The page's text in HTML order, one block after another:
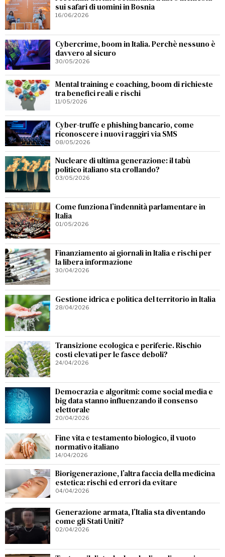
sui safari di uomini in Bosnia
16/06/2026
Cybercrime, boom in Italia. Perchè nessuno è
davvero al sicuro
30/05/2026
Mental training e coaching, boom di richieste
tra benefici reali e rischi
11/05/2026
Cyber-truffe e phishing bancario, come
riconoscere i nuovi raggiri via SMS
08/05/2026
Nucleare di ultima generazione: il tabù
politico italiano sta crollando?
03/05/2026
Come funziona l’indennità parlamentare in
Italia
01/05/2026
Finanziamento ai giornali in Italia e rischi per
la libera informazione
30/04/2026
Gestione idrica e politica del territorio in Italia
28/04/2026
Transizione ecologica e periferie. Rischio
costi elevati per le fasce deboli?
24/04/2026
Democrazia e algoritmi: come social media e
big data stanno influenzando il consenso
elettorale
20/04/2026
Fine vita e testamento biologico, il vuoto
normativo italiano
14/04/2026
Biorigenerazione, l’altra faccia della medicina
estetica: rischi ed errori da evitare
04/04/2026
Generazione armata, l’Italia sta diventando
come gli Stati Uniti?
02/04/2026